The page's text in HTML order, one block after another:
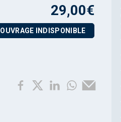
29,00€
OUVRAGE INDISPONIBLE